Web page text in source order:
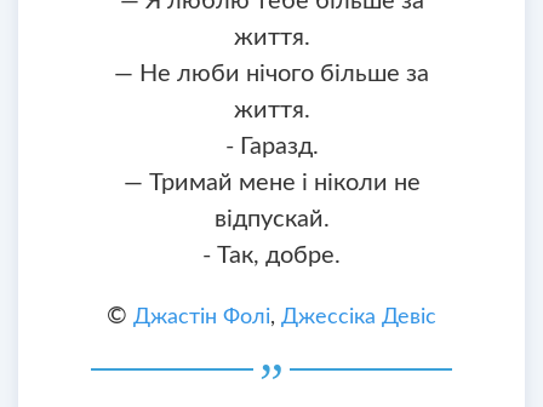
життя.
— Не люби нічого більше за
життя.
- Гаразд.
— Тримай мене і ніколи не
відпускай.
- Так, добре.
© Джастін Фолі, Джессіка Девіс